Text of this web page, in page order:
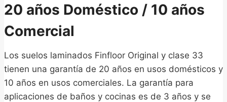
20 años Doméstico / 10 años
Comercial
Los suelos laminados Finfloor Original y clase 33
tienen una garantía de 20 años en usos domésticos y
10 años en usos comerciales. La garantía para
aplicaciones de baños y cocinas es de 3 años y se